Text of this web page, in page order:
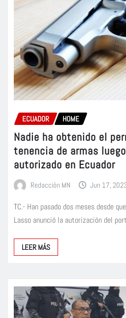
ECUADOR HOME
Nadie ha obtenido el
tenencia de armas
autorizado en Ecuador
Redacción MN Jun 17,
TC.- Han pasado dos meses desde
Lasso anunció la autorización del
LEER MÁS